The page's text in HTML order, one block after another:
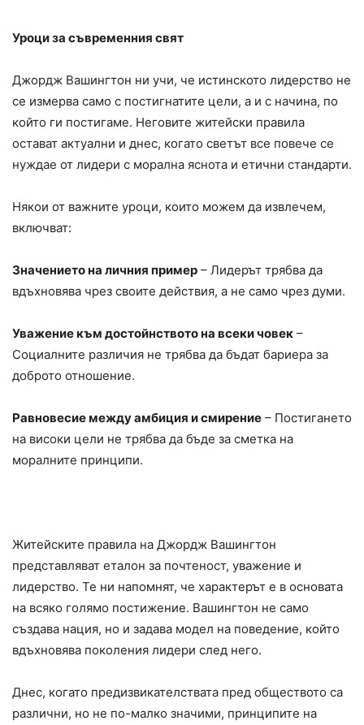
Уроци за съвременния свят
Джордж Вашингтон ни учи, че истинското лидерство не
се измерва само с постигнатите цели, а и с начина, по
който ги постигаме. Неговите житейски правила
остават актуални и днес, когато светът все повече се
нуждае от лидери с морална яснота и етични стандарти.
Някои от важните уроци, които можем да извлечем,
включват:
Значението на личния пример – Лидерът трябва да
вдъхновява чрез своите действия, а не само чрез думи.
Уважение към достойнството на всеки човек –
Социалните различия не трябва да бъдат бариера за
доброто отношение.
Равновесие между амбиция и смирение – Постигането
на високи цели не трябва да бъде за сметка на
моралните принципи.
Житейските правила на Джордж Вашингтон
представляват еталон за почтеност, уважение и
лидерство. Те ни напомнят, че характерът е в основата
на всяко голямо постижение. Вашингтон не само
създава нация, но и задава модел на поведение, който
вдъхновява поколения лидери след него.
Днес, когато предизвикателствата пред обществото са
различни, но не по-малко значими, принципите на